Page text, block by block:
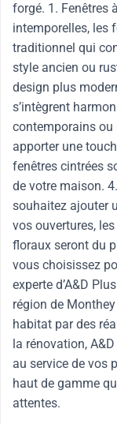
forgé. 1. Fenêtres
intemporelles, les
traditionnel qui
style ancien ou
design plus
s’intègrent
contemporains ou
apporter une
fenêtres cintrées
de votre maison.
souhaitez ajouter
vos ouvertures,
floraux seront du
vous choisissez
experte d’A&D
région de
habitat par des
la rénovation,
au service de vos
haut de gamme
attentes.